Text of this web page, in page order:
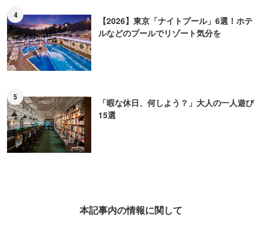
4
【2026】東京「ナイトプール」6選！ホテ
ルなどのプールでリゾート気分を
5
「暇な休日、何しよう？」大人の一人遊び
15選
本記事内の情報に関して